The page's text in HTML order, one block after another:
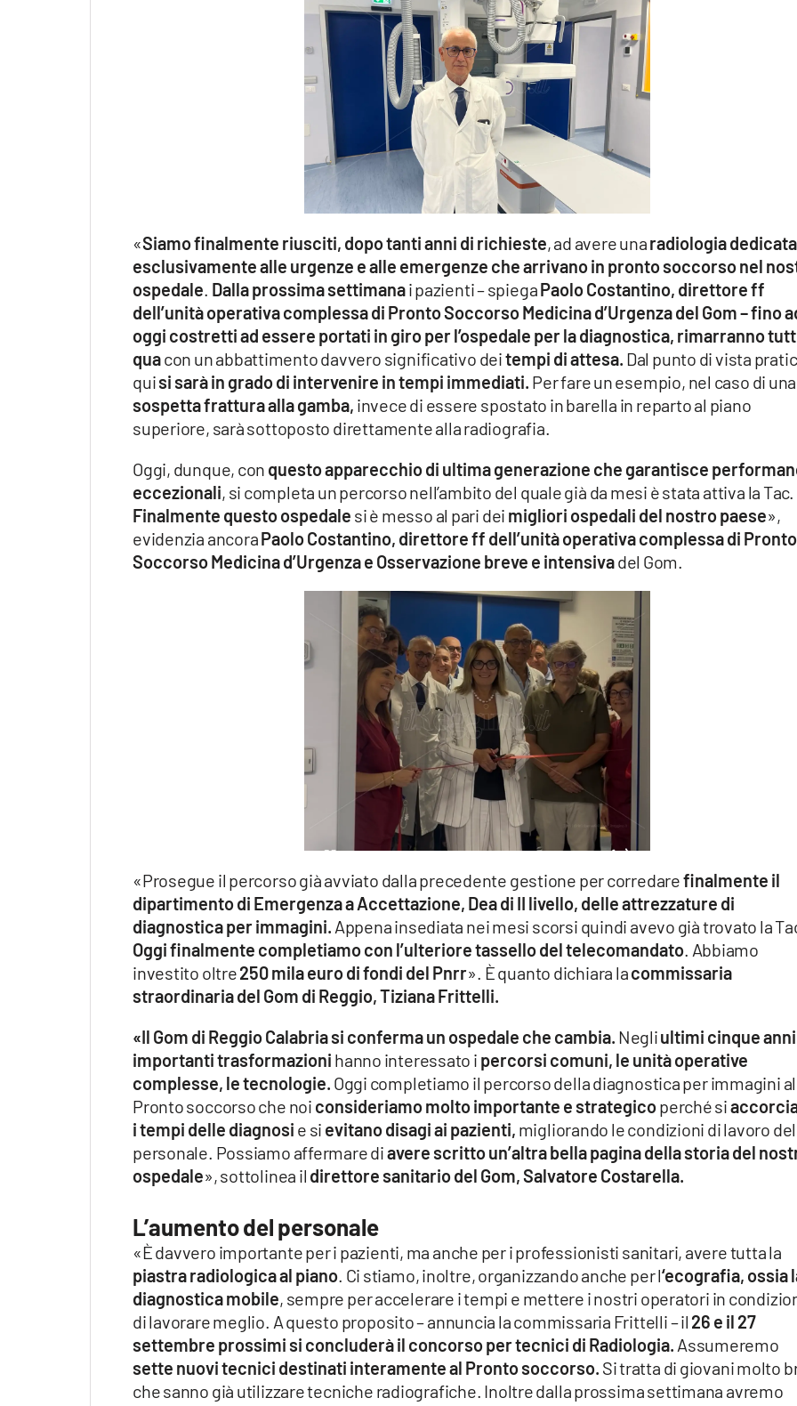
«Siamo finalmente riusciti, dopo tanti anni di richieste, ad avere unaradiologia dedicata
esclusivamente alle urgenze e alle emergenze che arrivano in pronto soccorso nel
ospedale. Dalla prossima settimanai pazienti – spiegaPaolo Costantino, direttore ff
dell’unità operativa complessa di Pronto Soccorso Medicina d’Urgenza del Gom – fino
oggi costretti ad essere portati in giro per l’ospedale per la diagnostica, rimarranno
quacon un abbattimento davvero significativo deitempi di attesa. Dal punto di vista
quisi sarà in grado di intervenire in tempi immediati. Per fare un esempio, nel caso di una
sospetta frattura alla gamba, invece di essere spostato in barella in reparto al piano
superiore, sarà sottoposto direttamente alla radiografia.
Oggi, dunque, con questo apparecchio di ultima generazione che garantisce
eccezionali, si completa un percorso nell’ambito del quale già da mesi è stata attiva la Tac.
Finalmente questo ospedale si è messo al pari dei migliori ospedali del nostro paese»,
evidenzia ancoraPaolo Costantino, direttore ff dell’unità operativa complessa di Pronto
Soccorso Medicina d’Urgenza e Osservazione breve e intensivadel Gom.
«Prosegue il percorso già avviato dalla precedente gestione per corredarefinalmente il
dipartimento di Emergenza a Accettazione, Dea di II livello, delle attrezzature di
diagnostica per immagini. Appena insediata nei mesi scorsi quindi avevo già trovato la
Oggi finalmente completiamo con l’ulteriore tassello del telecomandato. Abbiamo
investito oltre250 mila euro di fondi del Pnrr». È quanto dichiara lacommissaria
straordinaria del Gom di Reggio, Tiziana Frittelli.
«Il Gom di Reggio Calabria si conferma un ospedale che cambia. Negliultimi cinque anni
importanti trasformazioni hanno interessato i percorsi comuni, le unità operative
complesse, le tecnologie. Oggi completiamo il percorso della diagnostica per immagini al
Pronto soccorso che noi consideriamo molto importante e strategicoperché si
i tempi delle diagnosi e si evitano disagi ai pazienti, migliorando le condizioni di lavoro del
personale. Possiamo affermare diavere scritto un’altra bella pagina della storia del
ospedale», sottolinea il direttore sanitario del Gom, Salvatore Costarella.
L’aumento del personale
«È davvero importante per i pazienti, ma anche per i professionisti sanitari, avere tutta la
piastra radiologica al piano. Ci stiamo, inoltre, organizzando anche per l‘ecografia, ossia
diagnostica mobile, sempre per accelerare i tempi e mettere i nostri operatori in
di lavorare meglio. A questo proposito – annuncia la commissaria Frittelli – il 26 e il 27
settembre prossimi si concluderà il concorso per tecnici di Radiologia. Assumeremo
sette nuovi tecnici destinati interamente al Pronto soccorso. Si tratta di giovani molto
che sanno già utilizzare tecniche radiografiche. Inoltre dalla prossima settimana avremo